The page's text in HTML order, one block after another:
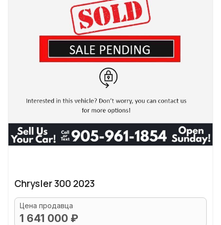
Chrysler 300 2023
Цена продавца
1 641 000 ₽